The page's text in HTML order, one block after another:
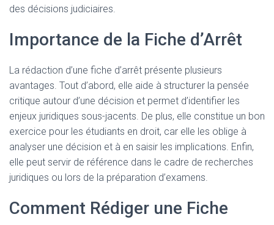
des décisions judiciaires.
Importance de la Fiche d’Arrêt
La rédaction d’une fiche d’arrêt présente plusieurs
avantages. Tout d’abord, elle aide à structurer la pensée
critique autour d’une décision et permet d’identifier les
enjeux juridiques sous-jacents. De plus, elle constitue un bon
exercice pour les étudiants en droit, car elle les oblige à
analyser une décision et à en saisir les implications. Enfin,
elle peut servir de référence dans le cadre de recherches
juridiques ou lors de la préparation d’examens.
Comment Rédiger une Fiche